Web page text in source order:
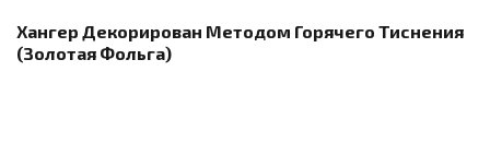
Хангер Декорирован Методом Горячего Тиснения
(золотая Фольга)